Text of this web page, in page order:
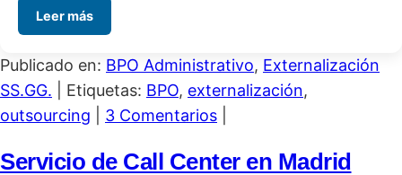
Leer más
Publicado en: BPO Administrativo, Externalización
SS.GG.
Etiquetas: BPO, externalización,
outsourcing
3 Comentarios
Servicio de Call Center en Madrid